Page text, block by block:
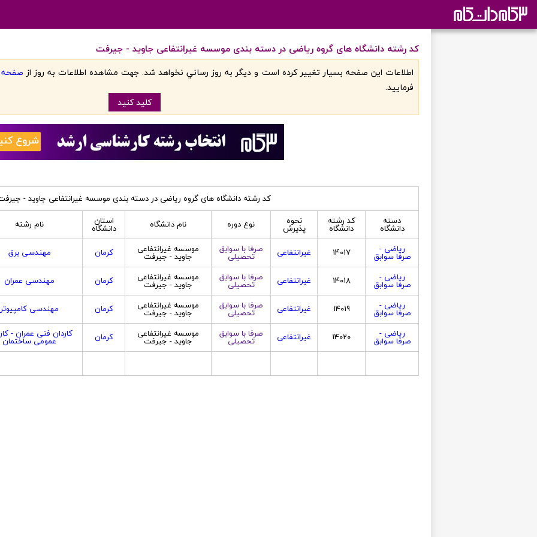
کد رشته دانشگاه های گروه ریاضی در دسته بندی موسسه غیرانتفاعی جاوید - جیرفت
اطلاعات اين صفحه بسيار تغيير کرده است و ديگر به روز رساني نخواهد شد. جهت مشاهده اطلاعات به روز از صفحه
فرماييد.
کليد کنيد
کد رشته دانشگاه های گروه ریاضی در دسته بندی موسسه غیرانتفاعی جاوید -
دسته
دانشگاه
کد رشته
دانشگاه
نحوه
پذیرش نوع دوره نام دانشگاه استان
دانشگاه نام رشته
ریاضی -
صرفا سوابق 14017 غیرانتفاعی صرفا با سوابق
تحصیلی
موسسه غیرانتفاعی
جاوید - جیرفت کرمان مهندسی برق
ریاضی -
صرفا سوابق 14018 غیرانتفاعی صرفا با سوابق
تحصیلی
موسسه غیرانتفاعی
جاوید - جیرفت کرمان مهندسی عمران
ریاضی -
صرفا سوابق 14019 غیرانتفاعی صرفا با سوابق
تحصیلی
موسسه غیرانتفاعی
جاوید - جیرفت کرمان مهندسی کامپیوتر
ریاضی -
صرفا سوابق 14020 غیرانتفاعی صرفا با سوابق
تحصیلی
موسسه غیرانتفاعی
جاوید - جیرفت کرمان کاردان فنی عمران -
عمومی ساختمان